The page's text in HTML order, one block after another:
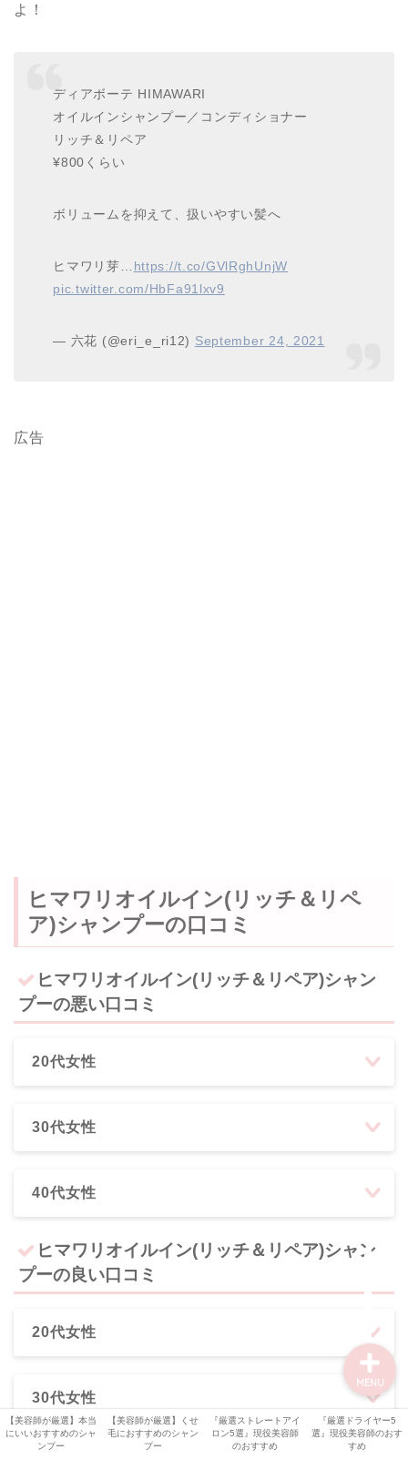
よ！
ディアボーテ HIMAWARI
オイルインシャンプー／コンディショナー
リッチ＆リペア
¥800くらい
ボリュームを抑えて、扱いやすい髪へ
ヒマワリ芽… https://t.co/GVlRghUnjW
pic.twitter.com/HbFa91lxv9
— 六花 (@eri_e_ri12) September 24, 2021
広告
ヒマワリオイルイン(リッチ＆リペ
ア)シャンプーの口コミ
ヒマワリオイルイン(リッチ＆リペア)シャン
プーの悪い口コミ
20代女性
30代女性
40代女性
ヒマワリオイルイン(リッチ＆リペア)シャン
プーの良い口コミ
20代女性
30代女性
【美容師が厳選】本当
にいいおすすめのシャ
ンプー
【美容師が厳選】くせ
毛におすすめのシャン
プー
『厳選ストレートアイ
ロン5選』現役美容師
のおすすめ
『厳選ドライヤー5
選』現役美容師のおす
すめ
MENU
ホーム
【ミルボン記事 】
【ナプラ・ルベル・アリ